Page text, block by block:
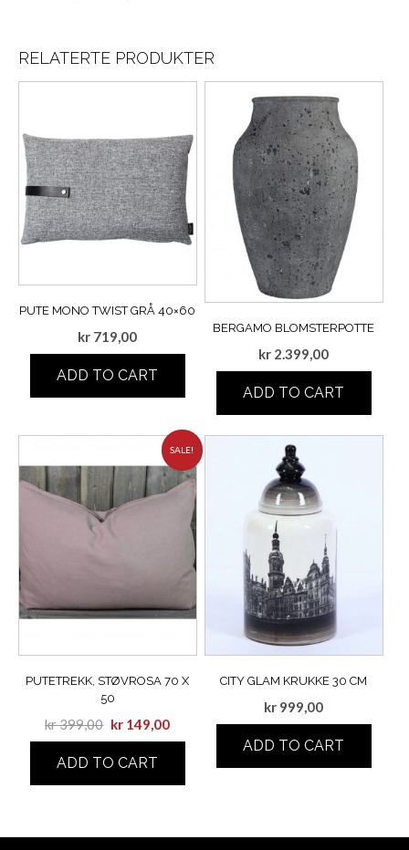
RELATERTE PRODUKTER
PUTE MONO TWIST GRÅ 40×60
kr 719,00
ADD TO CART
BERGAMO BLOMSTERPOTTE
kr 2.399,00
ADD TO CART
SALE!
PUTETREKK, STØVROSA 70 X
50
kr399,00 kr 149,00
ADD TO CART
CITY GLAM KRUKKE 30 CM
kr 999,00
ADD TO CART